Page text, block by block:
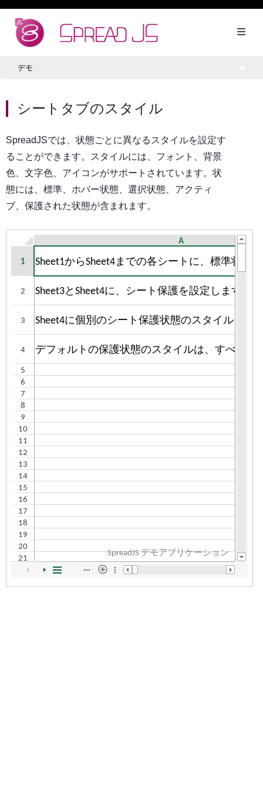
デモ
シートタブのスタイル
SpreadJSでは、状態ごとに異なるスタイルを設定す
ることができます。スタイルには、フォント、背景
色、文字色、アイコンがサポートされています。状
態には、標準、ホバー状態、選択状態、アクティ
ブ、保護された状態が含まれます。